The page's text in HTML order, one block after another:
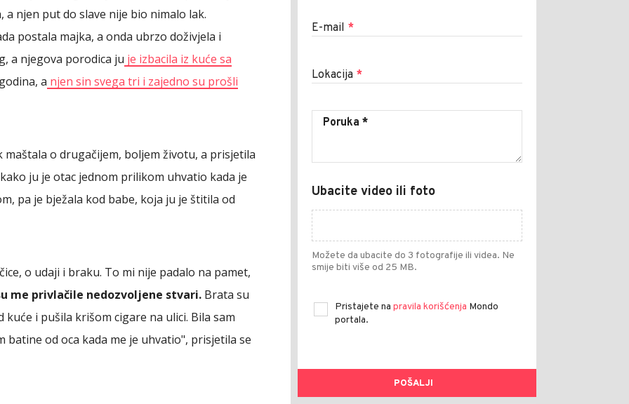
njen put do slave nije bio nimalo lak.
postala majka, a onda ubrzo doživjela i
a njegova porodica ju je izbacila iz kuće sa
a njen sin svega tri i zajedno su prošli
o drugačijem, boljem životu, a prisjetila
ju je otac jednom prilikom uhvatio kada je
pa je bježala kod babe, koja ju je štitila od
o udaji i braku. To mi nije padalo na pamet,
me privlačile nedozvoljene stvari. Brata su
kuće i pušila krišom cigare na ulici. Bila sam
batine od oca kada me je uhvatio", prisjetila se
E-mail *
Lokacija *
Ubacite video ili foto
Možete da ubacite do 3 fotografije ili videa. Ne
smije biti više od 25 MB.
Pristajete na pravila korišćenja Mondo
portala.
POŠALJI